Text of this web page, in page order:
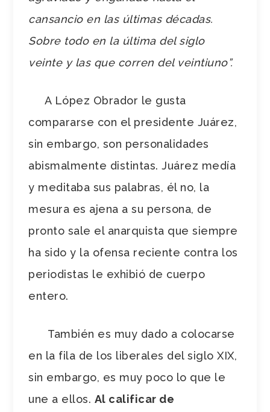
cansancio en las últimas décadas.
Sobre todo en la última del siglo
veinte y las que corren del veintiuno”.
A López Obrador le gusta
compararse con el presidente Juárez,
sin embargo, son personalidades
abismalmente distintas. Juárez medía
y meditaba sus palabras, él no, la
mesura es ajena a su persona, de
pronto sale el anarquista que siempre
ha sido y la ofensa reciente contra los
periodistas le exhibió de cuerpo
entero.
También es muy dado a colocarse
en la fila de los liberales del siglo XIX,
sin embargo, es muy poco lo que le
une a ellos. Al calificar de